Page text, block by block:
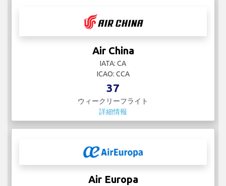
Air China
IATA: CA
ICAO: CCA
37
ウィークリーフライト
詳細情報
Air Europa